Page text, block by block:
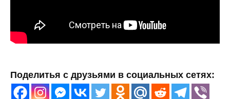
Поделитья с друзьями в социальных сетях: